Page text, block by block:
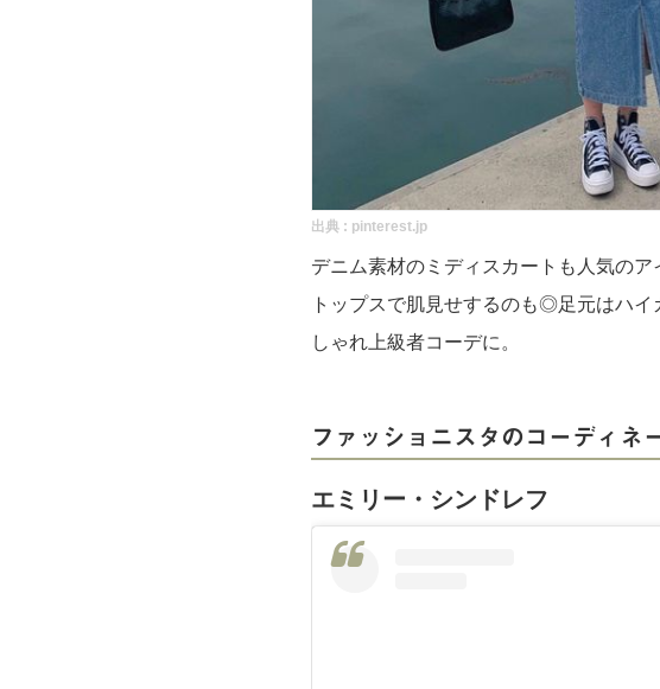
出典 : pinterest.jp
デニム素材のミディスカートも人気の
トップスで肌見せするのも◎足元はハ
しゃれ上級者コーデに。
ファッショニスタのコーディネ
エミリー・シンドレフ